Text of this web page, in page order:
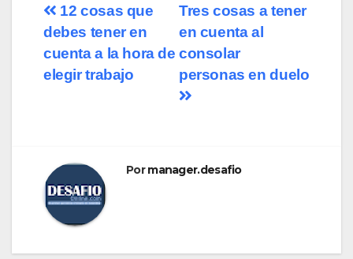
Navegación
de
entradas
Tres cosas a tener
en cuenta al
consolar
personas en duelo
12 cosas que
debes tener en
cuenta a la hora de
elegir trabajo
Pormanager.desafio